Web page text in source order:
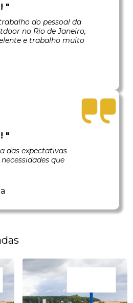
"
do pessoal da
no Rio de Janeiro,
e trabalho muito
"
das expectativas
que